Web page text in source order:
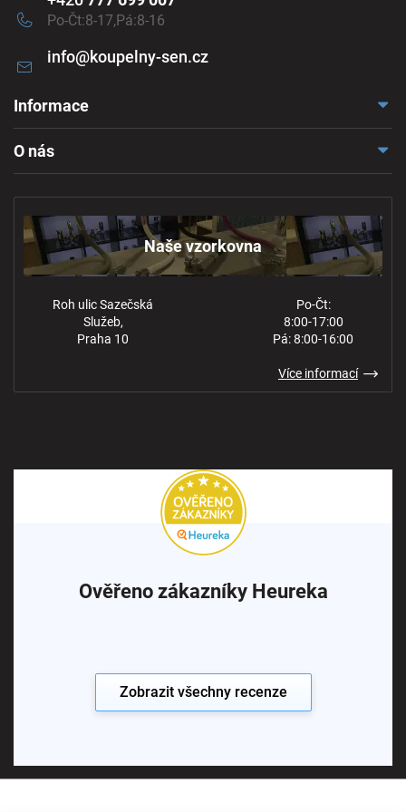
info@koupelny-sen.cz
Po-Čt:8-17,Pá:8-16
Informace
Ochrana osobních údajů
O nás
Naše vzorkovna
Roh ulic Sazečská
Služeb,
Praha 10
Po-Čt:
8:00-17:00
Pá: 8:00-16:00
Více informací
Ověřeno zákazníky Heureka
Zobrazit všechny recenze